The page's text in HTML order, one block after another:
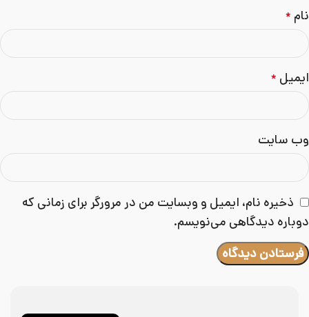
نام *
ایمیل *
وب‌ سایت
ذخیره نام، ایمیل و وبسایت من در مرورگر برای زمانی که
دوباره دیدگاهی می‌نویسم.